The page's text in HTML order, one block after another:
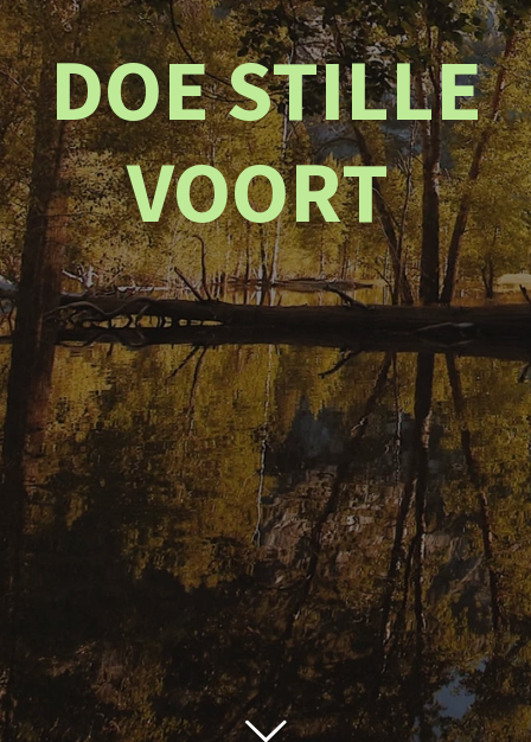
DOE STILLE
VOORT